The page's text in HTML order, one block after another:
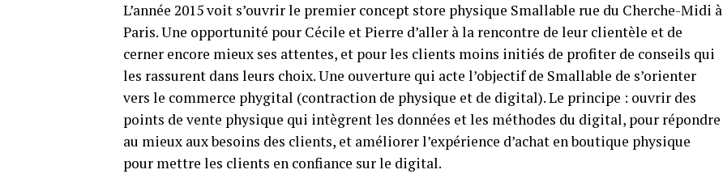
L’année 2015 voit s’ouvrir le premier concept store physique Smallable rue du Cherche-Midi à
Paris. Une opportunité pour Cécile et Pierre d’aller à la rencontre de leur clientèle et de
cerner encore mieux ses attentes, et pour les clients moins initiés de profiter de conseils qui
les rassurent dans leurs choix. Une ouverture qui acte l’objectif de Smallable de s’orienter
vers le commerce phygital (contraction de physique et de digital). Le principe : ouvrir des
points de vente physique qui intègrent les données et les méthodes du digital, pour répondre
au mieux aux besoins des clients, et améliorer l’expérience d’achat en boutique physique
pour mettre les clients en confiance sur le digital.